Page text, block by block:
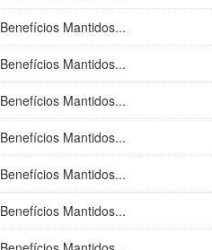
Benefícios Mantidos...
Benefícios Mantidos...
Benefícios Mantidos...
Benefícios Mantidos...
Benefícios Mantidos...
Benefícios Mantidos...